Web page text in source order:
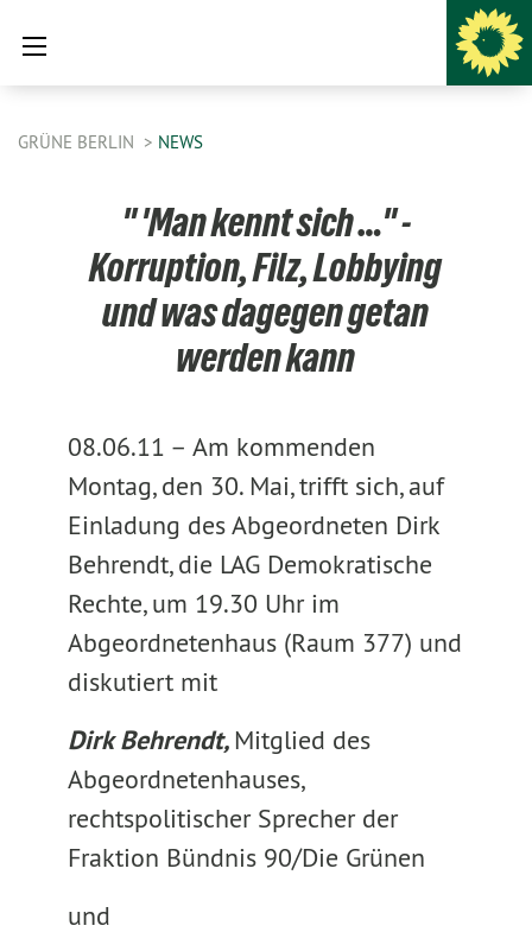
GRÜNE BERLIN NEWS
"'Man kennt sich …" -
Korruption, Filz, Lobbying
und was dagegen getan
werden kann
08.06.11 – Am kommenden
Montag, den 30. Mai, trifft sich, auf
Einladung des Abgeordneten Dirk
Behrendt, die LAG Demokratische
Rechte, um 19.30 Uhr im
Abgeordnetenhaus (Raum 377) und
diskutiert mit
Dirk Behrendt,Mitglied des
Abgeordnetenhauses,
rechtspolitischer Sprecher der
Fraktion Bündnis 90/Die Grünen
und